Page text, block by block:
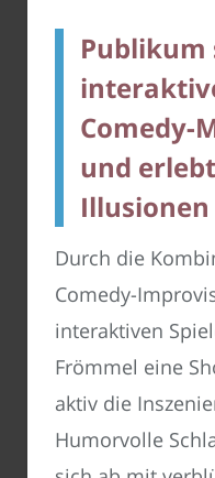
Comedy-
und
Durch die
Comedy-
interaktiven
Frömmel eine
aktiv die
Humorvolle